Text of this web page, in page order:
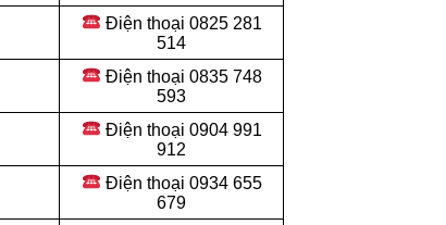
Điện thoại 0825 281
514
Điện thoại 0835 748
593
Điện thoại 0904 991
912
Điện thoại 0934 655
679